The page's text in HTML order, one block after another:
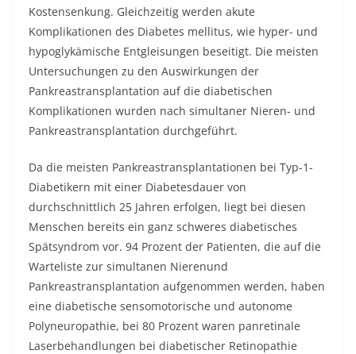
Kostensenkung. Gleichzeitig werden akute
Komplikationen des Diabetes mellitus, wie hyper- und
hypoglykämische Entgleisungen beseitigt. Die meisten
Untersuchungen zu den Auswirkungen der
Pankreastransplantation auf die diabetischen
Komplikationen wurden nach simultaner Nieren- und
Pankreastransplantation durchgeführt.
Da die meisten Pankreastransplantationen bei Typ-1-
Diabetikern mit einer Diabetesdauer von
durchschnittlich 25 Jahren erfolgen, liegt bei diesen
Menschen bereits ein ganz schweres diabetisches
Spätsyndrom vor. 94 Prozent der Patienten, die auf die
Warteliste zur simultanen Nierenund
Pankreastransplantation aufgenommen werden, haben
eine diabetische sensomotorische und autonome
Polyneuropathie, bei 80 Prozent waren panretinale
Laserbehandlungen bei diabetischer Retinopathie